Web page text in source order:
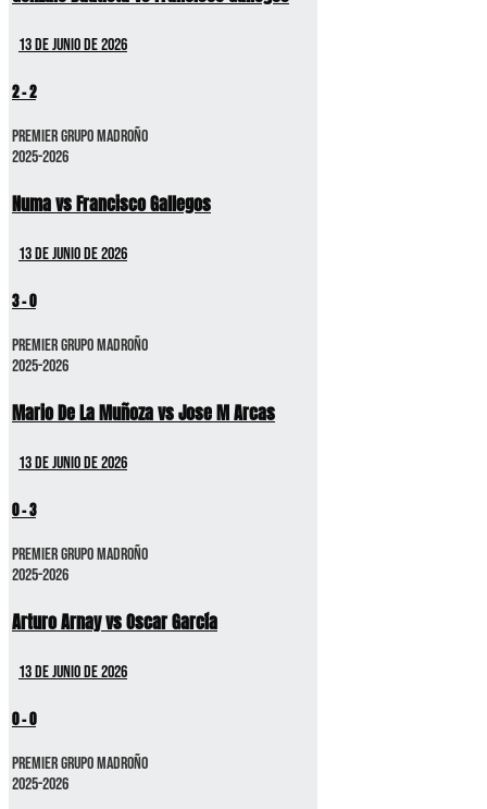
13 de junio de 2026
2-2
Premier GRUPO MADROÑO
2025-2026
Numa vs Francisco Gallegos
13 de junio de 2026
3-0
Premier GRUPO MADROÑO
2025-2026
Mario De La Muñoza vs Jose M Arcas
13 de junio de 2026
0-3
Premier GRUPO MADROÑO
2025-2026
Arturo Arnay vs Oscar García
13 de junio de 2026
0-0
Premier GRUPO MADROÑO
2025-2026